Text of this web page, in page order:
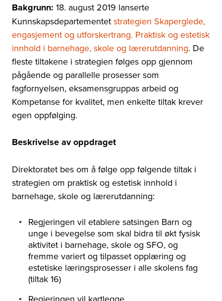
Bakgrunn: 18. august 2019 lanserte
Kunnskapsdepartementet strategien Skaperglede,
engasjement og utforskertrang. Praktisk og estetisk
innhold i barnehage, skole og lærerutdanning. De
fleste tiltakene i strategien følges opp gjennom
pågående og parallelle prosesser som
fagfornyelsen, eksamensgruppas arbeid og
Kompetanse for kvalitet, men enkelte tiltak krever
egen oppfølging.
Beskrivelse av oppdraget
Direktoratet bes om å følge opp følgende tiltak i
strategien om praktisk og estetisk innhold i
barnehage, skole og lærerutdanning:
Regjeringen vil etablere satsingen Barn og
unge i bevegelse som skal bidra til økt fysisk
aktivitet i barnehage, skole og SFO, og
fremme variert og tilpasset opplæring og
estetiske læringsprosesser i alle skolens fag
(tiltak 16)